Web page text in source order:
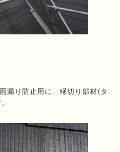
漏り防止用に、縁切り部材(タ